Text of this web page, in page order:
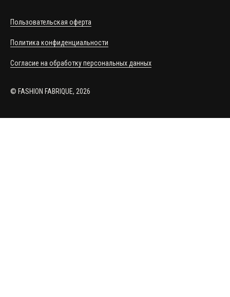
© FASHION FABRIQUE, 2026
Пользовательская оферта
Политика конфиденциальности
Согласие на обработку персональных данных